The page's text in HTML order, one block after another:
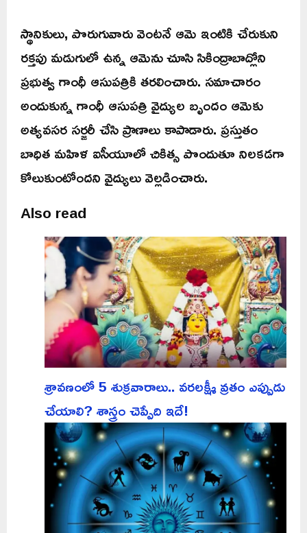
స్థానికులు, పొరుగువారు వెంటనే ఆమె ఇంటికి చేరుకుని
రక్తపు మడుగులో ఉన్న ఆమెను చూసి సికింద్రాబాద్లోని
ప్రభుత్వ గాంధీ ఆసుపత్రికి తరలించారు. సమాచారం
అందుకున్న గాంధీ ఆసుపత్రి వైద్యుల బృందం ఆమెకు
అత్యవసర సర్జరీ చేసి ప్రాణాలు కాపాడారు. ప్రస్తుతం
బాధిత మహిళ ఐసీయూలో చికిత్స పొందుతూ నిలకడగా
కోలుకుంటోందని వైద్యులు వెల్లడించారు.
Also read
శ్రావణంలో 5 శుక్రవారాలు.. వరలక్ష్మీ వ్రతం ఎప్పుడు
చేయాలి? శాస్త్రం చెప్పేది ఇదే!